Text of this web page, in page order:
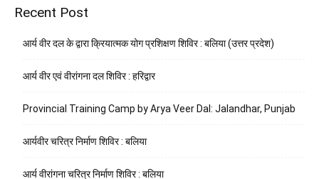
Recent Post
आर्य वीर दल के द्वारा क्रियात्मक योग प्रशिक्षण शिविर : बलिया (उत्तर प्रदेश)
आर्य वीर एवं वीरांगना दल शिविर : हरिद्वार
Provincial Training Camp by Arya Veer Dal: Jalandhar, Punjab
आर्यवीर चरित्र निर्माण शिविर : बलिया
आर्य वीरांगना चरित्र निर्माण शिविर : बलिया